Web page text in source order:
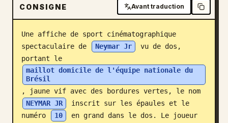
Blog
Mises à jour
CONSIGNE Avant traduction
Une affiche de sport cinématographique
spectaculaire de
Neymar Jr
vu de dos,
portant le
maillot domicile de l'équipe nationale du
Brésil
, jaune vif avec des bordures vertes, le nom
NEYMAR JR
inscrit sur les épaules et le
numéro
10
en grand dans le dos. Le joueur